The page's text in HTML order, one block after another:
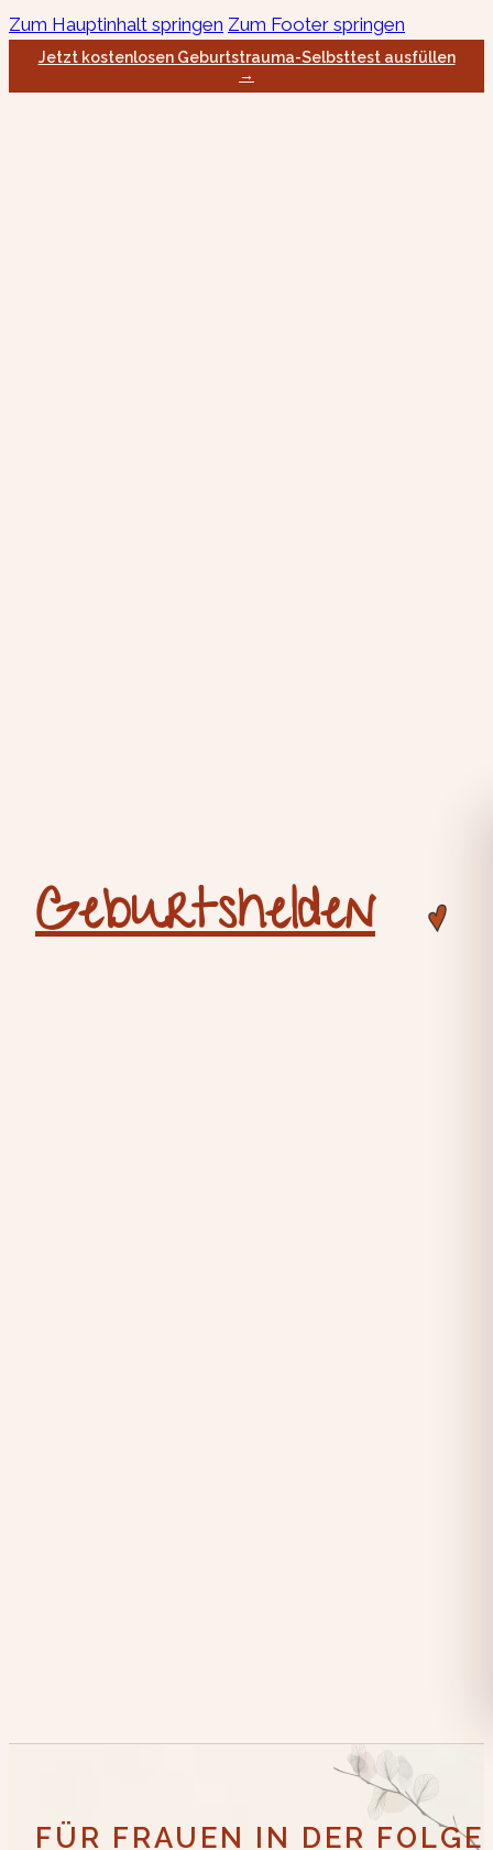
Zum Hauptinhalt springen Zum Footer springen
Jetzt kostenlosen Geburtstrauma-Selbsttest ausfüllen
→
Geburtshelden
FÜR FRAUEN IN DER